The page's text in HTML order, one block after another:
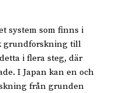
system som finns i
grundforskning till
i flera steg, där
I Japan kan en och
från grunden